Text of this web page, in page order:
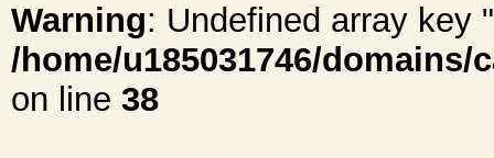
Warning: Undefined array key
/home/u185031746/
on line 38